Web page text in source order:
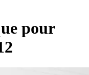
pour